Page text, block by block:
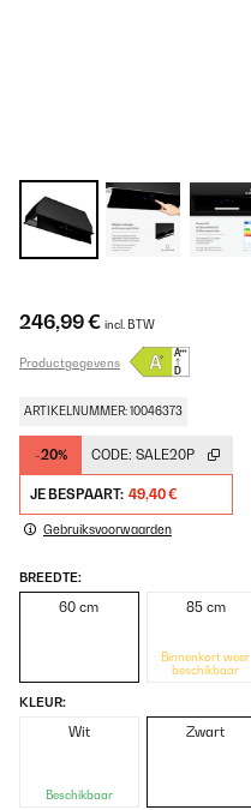
246,99 € incl. BTW
Productgegevens
ARTIKELNUMMER: 10046373
-20% CODE: SALE20P
JE BESPAART: 49,40 €
Gebruiksvoorwaarden
BREEDTE:
60 cm 85 cm
Binnenkort weer
beschikbaar
KLEUR:
Wit
Beschikbaar
Zwart